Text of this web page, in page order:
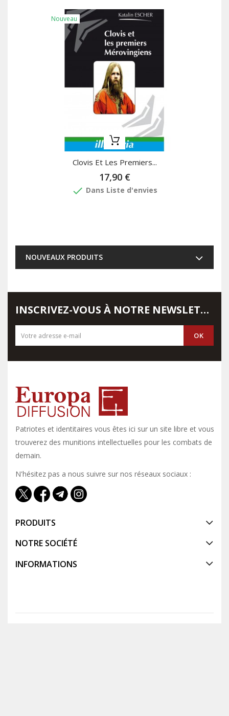
Nouveau
Clovis Et Les Premiers...
17,90 €
done Dans Liste d'envies
NOUVEAUX PRODUITS
INSCRIVEZ-VOUS À NOTRE NEWSLETTER
Patriotes et identitaires vous êtes ici sur un site libre et vous y
trouverez des munitions intellectuelles pour les combats de
demain.
N'hésitez pas a nous suivre sur nos réseaux sociaux :
PRODUITS
NOTRE SOCIÉTÉ
INFORMATIONS